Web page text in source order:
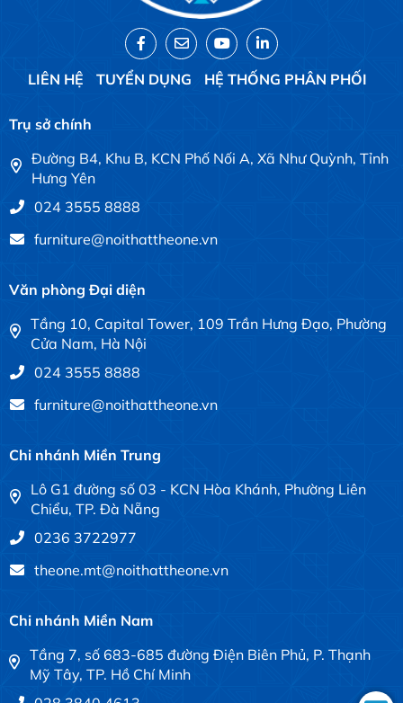
LIÊN HỆ TUYỂN DỤNG HỆ THỐNG PHÂN PHỐI
Trụ sở chính
Đường B4, Khu B, KCN Phố Nối A, Xã Như Quỳnh, Tỉnh
Hưng Yên
024 3555 8888
furniture@noithattheone.vn
Văn phòng Đại diện
Tầng 10, Capital Tower, 109 Trần Hưng Đạo, Phường
Cửa Nam, Hà Nội
024 3555 8888
furniture@noithattheone.vn
Chi nhánh Miền Trung
Lô G1 đường số 03 - KCN Hòa Khánh, Phường Liên
Chiểu, TP. Đà Nẵng
0236 3722977
theone.mt@noithattheone.vn
Chi nhánh Miền Nam
Tầng 7, số 683-685 đường Điện Biên Phủ, P. Thạnh
Mỹ Tây, TP. Hồ Chí Minh